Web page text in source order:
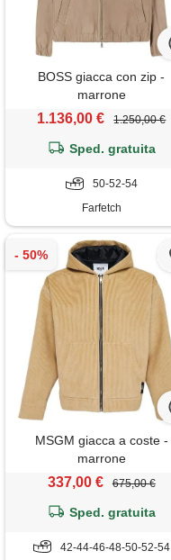
BOSS giacca con zip -
marrone
1.136,00 € 1.250,00 €
Sped. gratuita
50-52-54
Farfetch
MSGM giacca a coste -
marrone
337,00 € 675,00 €
Sped. gratuita
42-44-46-48-50-52-54